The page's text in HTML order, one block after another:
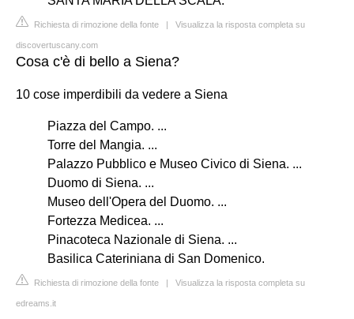
Richiesta di rimozione della fonte | Visualizza la risposta completa su
discovertuscany.com
Cosa c'è di bello a Siena?
10 cose imperdibili da vedere a Siena
Piazza del Campo. ...
Torre del Mangia. ...
Palazzo Pubblico e Museo Civico di Siena. ...
Duomo di Siena. ...
Museo dell'Opera del Duomo. ...
Fortezza Medicea. ...
Pinacoteca Nazionale di Siena. ...
Basilica Cateriniana di San Domenico.
Richiesta di rimozione della fonte | Visualizza la risposta completa su
edreams.it